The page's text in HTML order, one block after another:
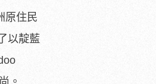
原住民
以靛藍
。